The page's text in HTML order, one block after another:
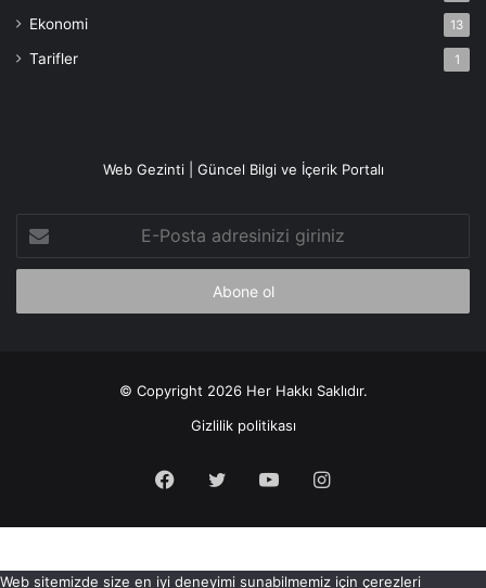
Ekonomi 13
Tarifler 1
Web Gezinti | Güncel Bilgi ve İçerik Portalı
Posta
adresinizi
© Copyright 2026 Her Hakkı Saklıdır.
Gizlilik politikası
Facebook
X YouTubeInstagram
Web sitemizde size en iyi deneyimi sunabilmemiz için çerezleri